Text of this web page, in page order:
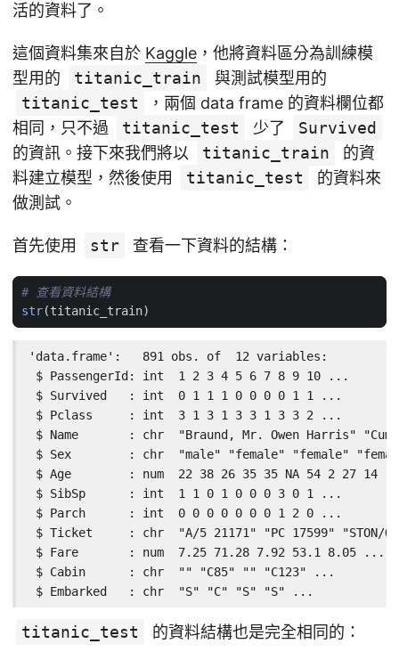
活的資料了。
這個資料集來自於 Kaggle ，他將資料區分為訓練模
型用的
titanic_train
與測試模型用的
titanic_test
，兩個 data frame 的資料欄位都
相同，只不過
titanic_test 少了
Survived
的資訊。接下來我們將以
titanic_train
的資
料建立模型，然後使用
titanic_test
的資料來
做測試。
首先使用 str 查看一下資料的結構：
# 查看資料結構
str(titanic_train)
'data.frame':   891 obs. of  12 variables:
$ PassengerId: int  1 2 3 4 5 6 7 8 9 10 ...
$ Survived   : int  0 1 1 1 0 0 0 0 1 1 ...
$ Pclass     : int  3 1 3 1 3 3 1 3 3 2 ...
$ Name       : chr  "Braund, Mr. Owen Harris"
$ Sex        : chr  "male" "female" "female"
$ Age        : num  22 38 26 35 35 NA 54 2 27 14
$ SibSp      : int  1 1 0 1 0 0 0 3 0 1 ...
$ Parch      : int  0 0 0 0 0 0 0 1 2 0 ...
$ Ticket     : chr  "A/5 21171" "PC 17599" "STON/
$ Fare       : num  7.25 71.28 7.92 53.1 8.05 ...
$ Cabin      : chr  "" "C85" "" "C123" ...
$ Embarked   : chr  "S" "C" "S" "S" ...
titanic_test 的資料結構也是完全相同的：